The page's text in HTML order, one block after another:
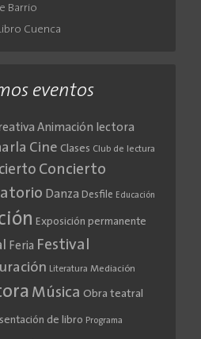
Barrio
Cuenca
eventos
Animación lectora
Cine Clases Club de lectura
Concierto
Danza Desfile Educación
Exposición permanente
Feria Festival
Literatura Mediación
Música Obra teatral
de libro Programa